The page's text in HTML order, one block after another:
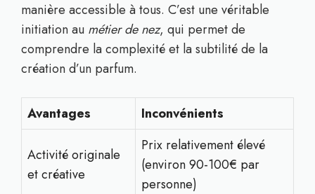
manière accessible à tous. C’est une véritable
initiation au métier de nez, qui permet de
comprendre la complexité et la subtilité de la
création d’un parfum.
Avantages Inconvénients
Activité originale
et créative
Prix relativement élevé
(environ 90-100€ par
personne)